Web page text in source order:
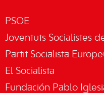
PSOE
Joventuts Socialistes
Partit Socialista
El Socialista
Fundación Pablo